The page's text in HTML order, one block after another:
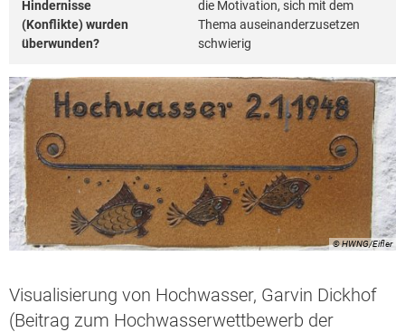
Hindernisse
(Konflikte) wurden
überwunden?
die Motivation, sich mit dem
Thema auseinanderzusetzen
schwierig
© HWNG/Eifler
Visualisierung von Hochwasser, Garvin Dickhof
(Beitrag zum Hochwasserwettbewerb der